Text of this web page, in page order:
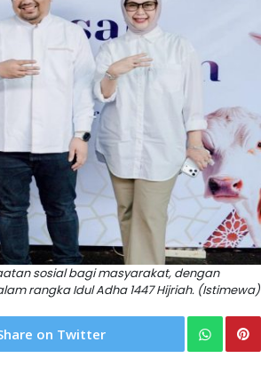
sosial bagi masyarakat, dengan
rangka Idul Adha 1447 Hijriah. (Istimewa)
on Twitter